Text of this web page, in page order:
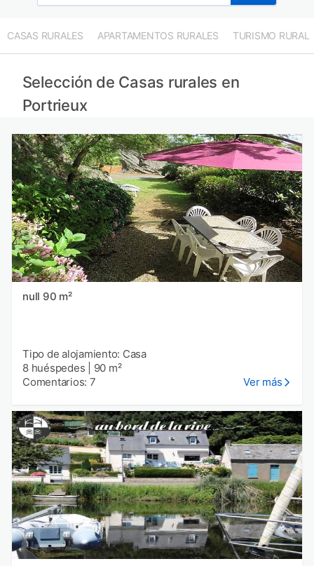
CASAS RURALES APARTAMENTOS RURALES TURISMO RURAL
Selección de Casas rurales en
Portrieux
null 90 m²
Tipo de alojamiento: Casa
8 huéspedes
90 m²
Comentarios: 7
Ver más